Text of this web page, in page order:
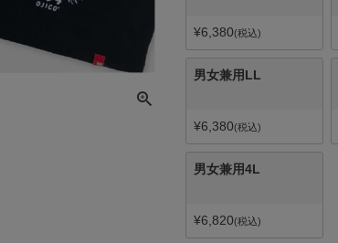
¥6,380 税込
男女兼用LL
¥6,380 税込
男女兼用4L
¥6,820 税込